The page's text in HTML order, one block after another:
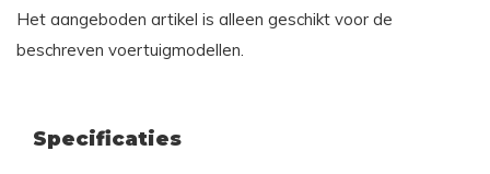
Het aangeboden artikel is alleen geschikt voor de
beschreven voertuigmodellen.
Specificaties